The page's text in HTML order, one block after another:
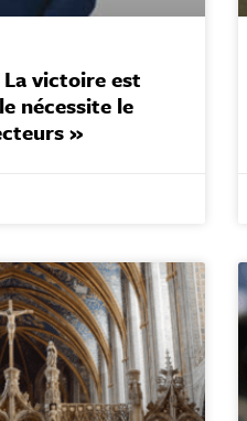
victoire est
nécessite le
»